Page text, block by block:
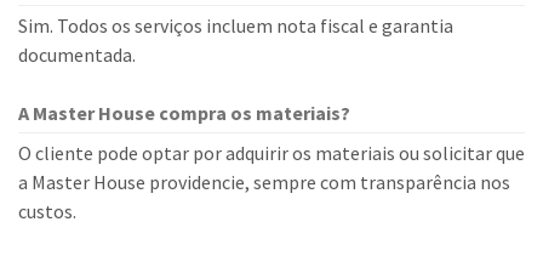
Sim. Todos os serviços incluem nota fiscal e garantia
documentada.
A Master House compra os materiais?
O cliente pode optar por adquirir os materiais ou solicitar que
a Master House providencie, sempre com transparência nos
custos.